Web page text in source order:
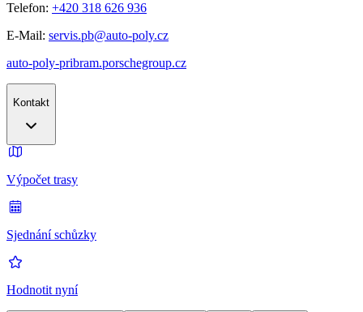
Telefon: +420 318 626 936
E-Mail: servis.pb@auto-poly.cz
auto-poly-pribram.porschegroup.cz
Kontakt
Výpočet trasy
Sjednání schůzky
Hodnotit nyní